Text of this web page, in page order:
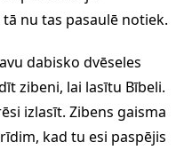
nu tas pasaulē notiek.
dabisko dvēseles
zibeni, lai lasītu Bībeli.
izlasīt. Zibens gaisma
kad tu esi paspējis